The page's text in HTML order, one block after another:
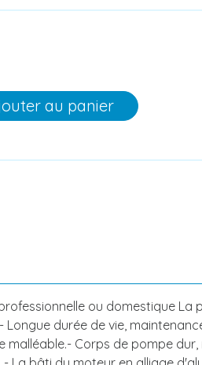
au panier
ou domestique
durée de vie,
Corps de pompe